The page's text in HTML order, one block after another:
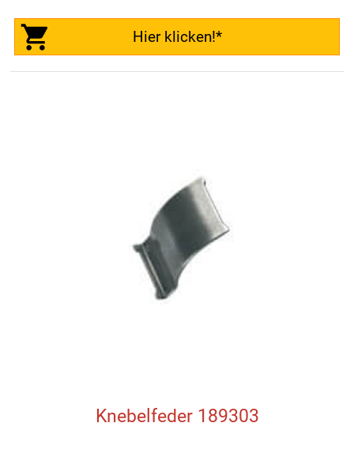
Hier klicken!*
Knebelfeder 189303